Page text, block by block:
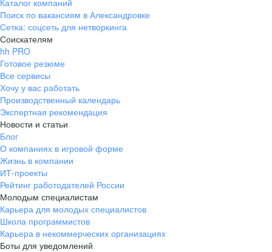
Каталог компаний
Поиск по вакансиям в Александровке
Сетка: соцсеть для нетворкинга
Соискателям
hh PRO
Готовое резюме
Все сервисы
Хочу у вас работать
Производственный календарь
Экспертная рекомендация
Новости и статьи
Блог
О компаниях в игровой форме
Жизнь в компании
ИТ-проекты
Рейтинг работодателей России
Молодым специалистам
Карьера для молодых специалистов
Школа программистов
Карьера в некоммерческих организациях
Боты для уведомлений